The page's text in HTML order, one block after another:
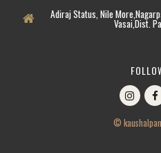
Adiraj Status, Nile
Vasai,Dist.
©